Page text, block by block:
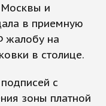
Москвы и
в приемную
жалобу на
в столице.
с
зоны платной